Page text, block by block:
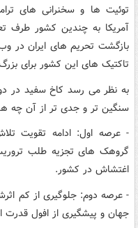
توئیت ها و سخنرانی های
آمریکا به چندین کشور طرف
بازگشت تحریم های ایران در
تاکتیک های این کشور برای
به نظر می رسد کاخ سفید در
سنگین تر و جدی تر از آن چه
- عرصه اول: ادامه تقویت
گروهک های تجزیه طلب
اغتشاش در کشور.
- عرصه دوم: جلوگیری از کم
جهان و پیشگیری از افول قدرت